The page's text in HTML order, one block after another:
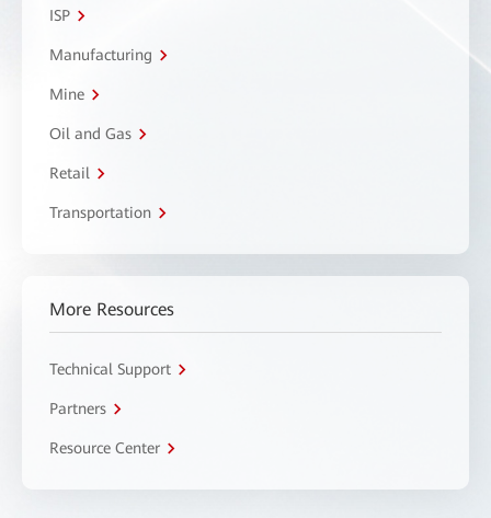
ISP
Manufacturing
Mine
Oil and Gas
Retail
Transportation
More Resources
Technical Support
Partners
Resource Center